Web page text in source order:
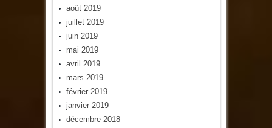
août 2019
juillet 2019
juin 2019
mai 2019
avril 2019
mars 2019
février 2019
janvier 2019
décembre 2018